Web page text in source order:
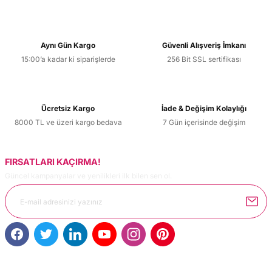
Aynı Gün Kargo
15:00’a kadar ki siparişlerde
Güvenli Alışveriş İmkanı
256 Bit SSL sertifikası
Ücretsiz Kargo
8000 TL ve üzeri kargo bedava
İade & Değişim Kolaylığı
7 Gün içerisinde değişim
FIRSATLARI KAÇIRMA!